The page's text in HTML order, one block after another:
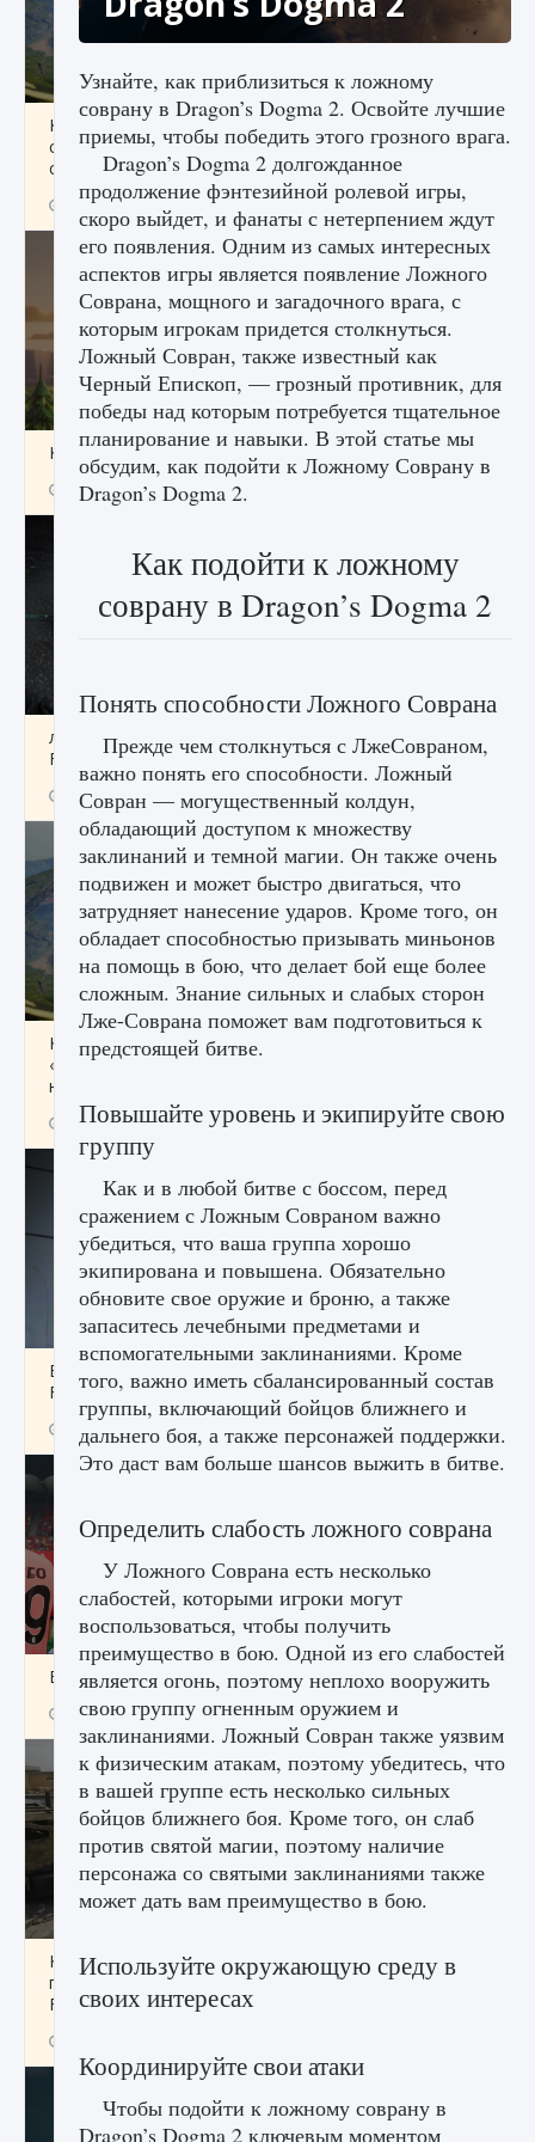
Как исправить ошибку Palworld «Идет
сохранение мира — Невозможно начать
сохранение данных мира»
9 августа 2024 2 511 0 0
Как заработать медали лиги Clash of Clans
9 августа 2024
лицензии, лиги, команды и стадионы в EA
FC 25
9 августа 2024 2 395 0 2
Как исправить ошибку Palworld EPalworld
«Идет сохранение мира — Невозможно
начать сохранение данных мира»
9 августа 2024 2 711 0 0
Все новые функции в режиме карьеры EA
FC 25
9 августа 2024 2 096 0 2
Входят ли «Милан» и «Интер» в EA FC 25
9 августа 2024 2 064 0 1
Как исправить текстовую ошибку
пользовательского интерфейса Delta
Force Hawk Ops
Узнайте, как приблизиться к ложному
соврану в Dragon’s Dogma 2. Освойте лучшие
приемы, чтобы победить этого грозного врага.
Dragon’s Dogma 2 долгожданное
продолжение фэнтезийной ролевой игры,
скоро выйдет, и фанаты с нетерпением ждут
его появления. Одним из самых интересных
аспектов игры является появление Ложного
Соврана, мощного и загадочного врага, с
которым игрокам придется столкнуться.
Ложный Совран, также известный как
Черный Епископ, — грозный противник, для
победы над которым потребуется тщательное
планирование и навыки. В этой статье мы
обсудим, как подойти к Ложному Соврану в
Dragon’s Dogma 2.
Как подойти к ложному
соврану в Dragon’s Dogma 2
Понять способности Ложного Соврана
Прежде чем столкнуться с ЛжеСовраном,
важно понять его способности. Ложный
Совран — могущественный колдун,
обладающий доступом к множеству
заклинаний и темной магии. Он также очень
подвижен и может быстро двигаться, что
затрудняет нанесение ударов. Кроме того, он
обладает способностью призывать миньонов
на помощь в бою, что делает бой еще более
сложным. Знание сильных и слабых сторон
Лже-Соврана поможет вам подготовиться к
предстоящей битве.
Повышайте уровень и экипируйте свою
группу
Как и в любой битве с боссом, перед
сражением с Ложным Совраном важно
убедиться, что ваша группа хорошо
экипирована и повышена. Обязательно
обновите свое оружие и броню, а также
запаситесь лечебными предметами и
вспомогательными заклинаниями. Кроме
того, важно иметь сбалансированный состав
группы, включающий бойцов ближнего и
дальнего боя, а также персонажей поддержки.
Это даст вам больше шансов выжить в битве.
Определить слабость ложного соврана
У Ложного Соврана есть несколько
слабостей, которыми игроки могут
воспользоваться, чтобы получить
преимущество в бою. Одной из его слабостей
является огонь, поэтому неплохо вооружить
свою группу огненным оружием и
заклинаниями. Ложный Совран также уязвим
к физическим атакам, поэтому убедитесь, что
в вашей группе есть несколько сильных
бойцов ближнего боя. Кроме того, он слаб
против святой магии, поэтому наличие
персонажа со святыми заклинаниями также
может дать вам преимущество в бою.
Используйте окружающую среду в
своих интересах
Координируйте свои атаки
Чтобы подойти к ложному соврану в
Dragon’s Dogma 2 ключевым моментом